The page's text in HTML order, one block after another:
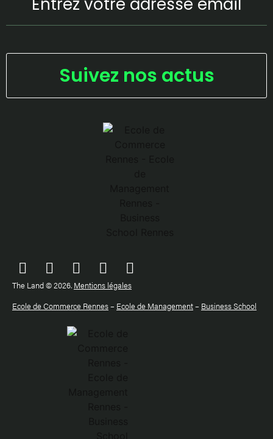
Suivez nos actus
The Land © 2026. Mentions légales
Ecole de Commerce Rennes– Ecole de Management– Business School